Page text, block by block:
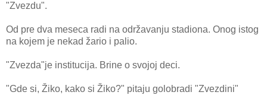
"Zvezdu".
Od pre dva meseca radi na održavanju stadiona. Onog istog
na kojem je nekad žario i palio.
"Zvezda"je institucija. Brine o svojoj deci.
"Gde si, Žiko, kako si Žiko?" pitaju golobradi "Zvezdini"